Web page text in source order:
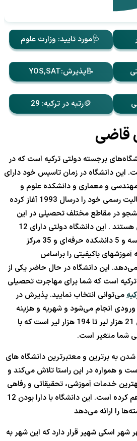
🩺مورد تایید: وزارت علوم
📝پذیرش:YOS,SAT
🪙رتبه در ترکیه: 29
قاضی
برجسته دولتی ترکیه است که در
است. این دانشگاه در زمان تاسیس خود دارای
و معماری و دانشکده علوم و
ادبیات بود؛ این دانشگاه فعالیت رسمی خود را درسال 1993 آغاز کرده
به 30 هزار دانشجو در مقاطع مختلف تحصیلی در این
دانشگاه مشغول به تحصیل هستند . این دانشگاه دولتی دارای 12
دانشکده، 2 مدرسه، 4 موسسه و 5 دانشکده حرفه‌ای و 35 مرکز
باکیفیتی را براساس
می‌دهد. این دانشگاه در حال حاضر یکی از
است که شما برای مهاجرت تحصیلی
می‌توانی انتخاب نمایید. پذیرش در
ورودی انجام می‌شود و شهریه و هزینه
تحصیل در این دانشگاه بین 21 هزار لیر تا 194 هزار لیر است که با
شما متغیر است.
به برترین و معتبرترین دانشگاه های
و همواره در این راستا تلاش می‌کند و
خدمات آموزشی، تحقیقاتی و رفاهی
را برای دانشجویان خود فراهم کرده است. این دانشگاه با دارا بودن 12
را ارائه می‌دهد
شهر اسکی شهیر قرار دارد که این شهر به